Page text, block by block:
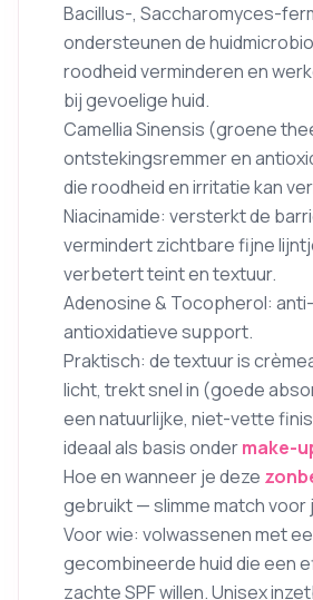
Bacillus-, Saccharomyces-
ondersteunen de
roodheid verminderen en
bij gevoelige huid.
Camellia Sinensis (groene
ontstekingsremmer en
die roodheid en irritatie kan
Niacinamide: versterkt de
vermindert zichtbare fijne
verbetert teint en textuur.
Adenosine & Tocopherol:
antioxidatieve support.
Praktisch: de textuur is
licht, trekt snel in (goede
een natuurlijke, niet-vette
ideaal als basis ondermake-
Hoe en wanneer je deze
gebruikt — slimme match voor
Voor wie: volwassenen met
gecombineerde huid die een
zachte SPF willen. Unisex